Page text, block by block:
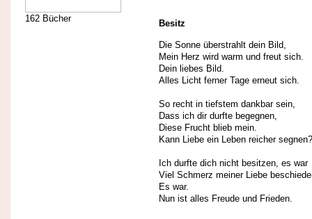
162 Bücher Besitz
Die Sonne überstrahlt dein Bild,
Mein Herz wird warm und freut sich.
Dein liebes Bild.
Alles Licht ferner Tage erneut sich.
So recht in tiefstem dankbar sein,
Dass ich dir durfte begegnen,
Diese Frucht blieb mein.
Kann Liebe ein Leben reicher segnen?
Ich durfte dich nicht besitzen, es war
Viel Schmerz meiner Liebe
Es war.
Nun ist alles Freude und Frieden.